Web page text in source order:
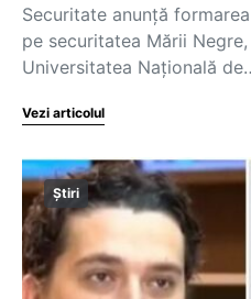
Securitate anunță
pe securitatea Mării
Universitatea Națională
Vezi articolul
Știri